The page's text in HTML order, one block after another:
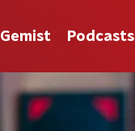
Gemist Podcasts